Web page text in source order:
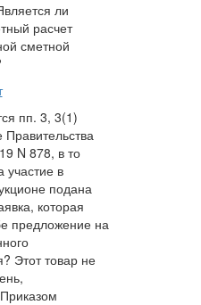
ли
расчет
сметной
пп. 3, 3(1)
N 878, в то
участие в
подана
которая
предложение на
Этот товар не